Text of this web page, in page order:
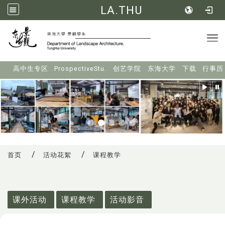
LA.THU
高中生专区 ProspectiveStu. 创艺学院 东海大学 下载 行事历
首页 活动花絮 课程教学
课外活动
课程教学 活动影音